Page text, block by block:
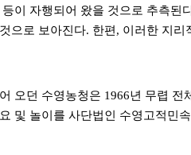
이 자행되어 왔을 것으로 추측
으로 보아진다. 한편, 이러한 지
오던 수영농청은 1966년 무렵
및 놀이를 사단법인 수영고적민